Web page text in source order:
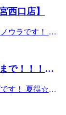
トレッチ】と
ボディケ
歩1分☆ ≪住所
桜木町2-
疲れでお悩みの
税込)20分
☆お
ご案内できま
ラクゼーショ
と【股関節スト
！ Re.Ra.Ku大
≫ 〒330-
り （※10分
】-5℃の香りを
んな方におすす
チ音でリラック
利用不可） ☆-
入れたリラク系
が推しで
いですね！平
～★リラク系ボ
ほぐします。筋
だけでなく、ス
で、深部の筋肉
(税込)90
込)
す♪爽快ヘッド
西口店】
ウラです！ 暑
やすくなって
いきましょう～
ります♪ ♪ 8月
すすめコース～
使用して足全体
で！！！
です！ 夏得☆サ
ンペーンとなっ